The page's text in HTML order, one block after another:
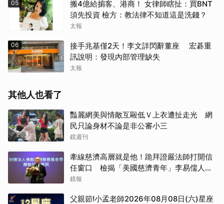
05
搬4億給掮客、港商！ 女律師瞎扯：買BNT
須先投資 檢方：教法律不知道這是洗錢？
太報
06
接手兆基僅2天！李文詳閃辭董座 宏碁重
訊說明：發現內部管理缺失
太報
其他人也看了
豔麗網美與情敵互毆低Ｖ上衣遭扯走光 網
民只論身材不論是非公審小三
鏡週刊
牽線慈濟高層就是他！跪拜證嚴法師打開信
任窗口 檢揭「美國慈濟青年」李易儒人脈
網絡
鏡報
父親節!小孟老師2026年08月08日(六)星座